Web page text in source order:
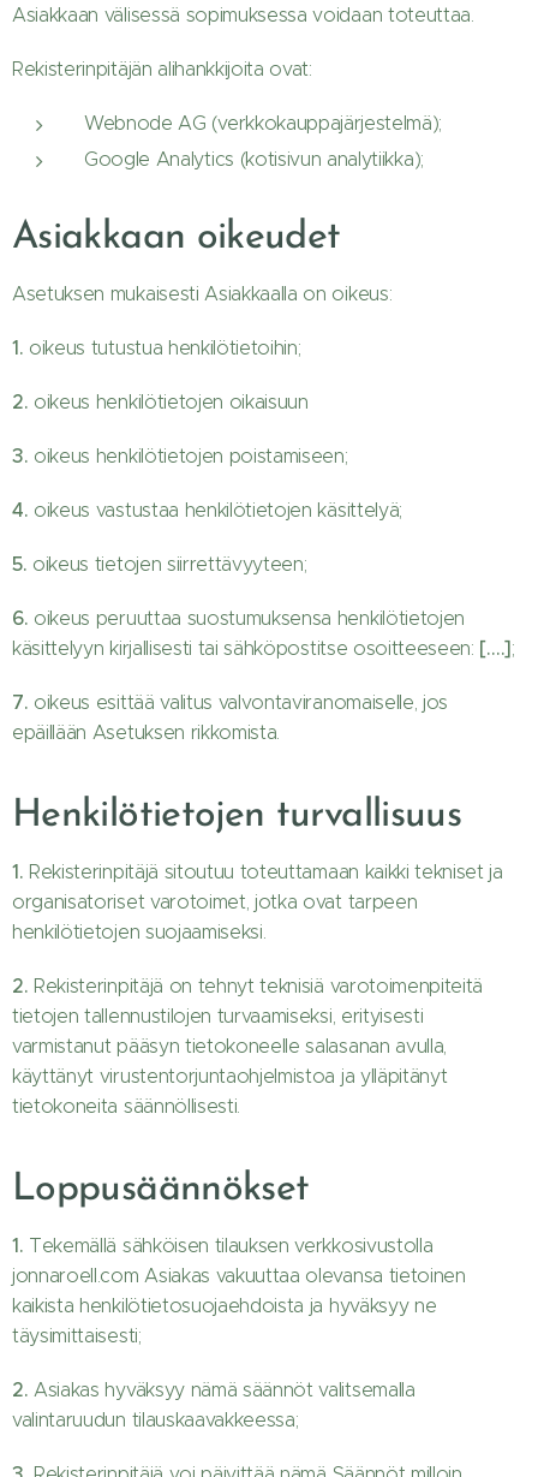
Asiakkaan välisessä sopimuksessa voidaan toteuttaa.
Rekisterinpitäjän alihankkijoita ovat:
Webnode AG (verkkokauppajärjestelmä);
Google Analytics (kotisivun analytiikka);
Asiakkaan oikeudet
Asetuksen mukaisesti Asiakkaalla on oikeus:
1. oikeus tutustua henkilötietoihin;
2. oikeus henkilötietojen oikaisuun
3. oikeus henkilötietojen poistamiseen;
4. oikeus vastustaa henkilötietojen käsittelyä;
5. oikeus tietojen siirrettävyyteen;
6. oikeus peruuttaa suostumuksensa henkilötietojen
käsittelyyn kirjallisesti tai sähköpostitse osoitteeseen: [….];
7. oikeus esittää valitus valvontaviranomaiselle, jos
epäillään Asetuksen rikkomista.
Henkilötietojen turvallisuus
1. Rekisterinpitäjä sitoutuu toteuttamaan kaikki tekniset ja
organisatoriset varotoimet, jotka ovat tarpeen
henkilötietojen suojaamiseksi.
2. Rekisterinpitäjä on tehnyt teknisiä varotoimenpiteitä
tietojen tallennustilojen turvaamiseksi, erityisesti
varmistanut pääsyn tietokoneelle salasanan avulla,
käyttänyt virustentorjuntaohjelmistoa ja ylläpitänyt
tietokoneita säännöllisesti.
Loppusäännökset
1. Tekemällä sähköisen tilauksen verkkosivustolla
jonnaroell.com Asiakas vakuuttaa olevansa tietoinen
kaikista henkilötietosuojaehdoista ja hyväksyy ne
täysimittaisesti;
2.Asiakas hyväksyy nämä säännöt valitsemalla
valintaruudun tilauskaavakkeessa;